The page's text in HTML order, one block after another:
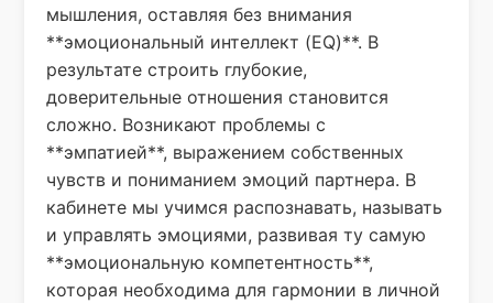
мышления, оставляя без внимания
**эмоциональный интеллект (EQ)**. В
результате строить глубокие,
доверительные отношения становится
сложно. Возникают проблемы с
**эмпатией**, выражением собственных
чувств и пониманием эмоций партнера. В
кабинете мы учимся распознавать, называть
и управлять эмоциями, развивая ту самую
**эмоциональную компетентность**,
которая необходима для гармонии в личной